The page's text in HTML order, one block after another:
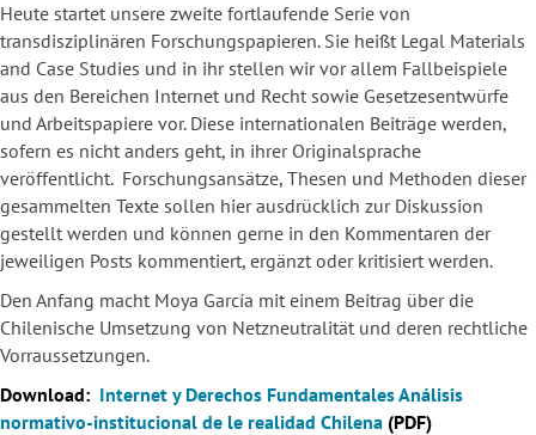
Heute startet unsere zweite fortlaufende Serie von
transdisziplinären Forschungspapieren. Sie heißt Legal Materials
and Case Studies und in ihr stellen wir vor allem Fallbeispiele
aus den Bereichen Internet und Recht sowie Gesetzesentwürfe
und Arbeitspapiere vor. Diese internationalen Beiträge werden,
sofern es nicht anders geht, in ihrer Originalsprache
veröffentlicht. Forschungsansätze, Thesen und Methoden dieser
gesammelten Texte sollen hier ausdrücklich zur Diskussion
gestellt werden und können gerne in den Kommentaren der
jeweiligen Posts kommentiert, ergänzt oder kritisiert werden.
Den Anfang macht Moya García mit einem Beitrag über die
Chilenische Umsetzung von Netzneutralität und deren rechtliche
Vorraussetzungen.
Download: Internet y Derechos Fundamentales Análisis
normativo-institucional de le realidad Chilena (PDF)